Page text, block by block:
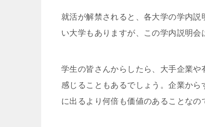
就活が解禁されると、各大学の学内
い大学もありますが、この学内説明会
学生の皆さんからしたら、大手企業
感じることもあるでしょう。企業か
に出るより何倍も価値のあることなの